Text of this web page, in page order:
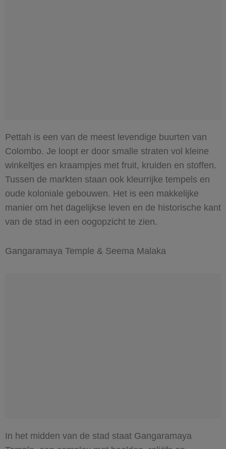
Pettah is een van de meest levendige buurten van
Colombo. Je loopt er door smalle straten vol kleine
winkeltjes en kraampjes met fruit, kruiden en stoffen.
Tussen de markten staan ook kleurrijke tempels en
oude koloniale gebouwen. Het is een makkelijke
manier om het dagelijkse leven en de historische kant
van de stad in een oogopzicht te zien.
Gangaramaya Temple & Seema Malaka
In het midden van de stad staat Gangaramaya